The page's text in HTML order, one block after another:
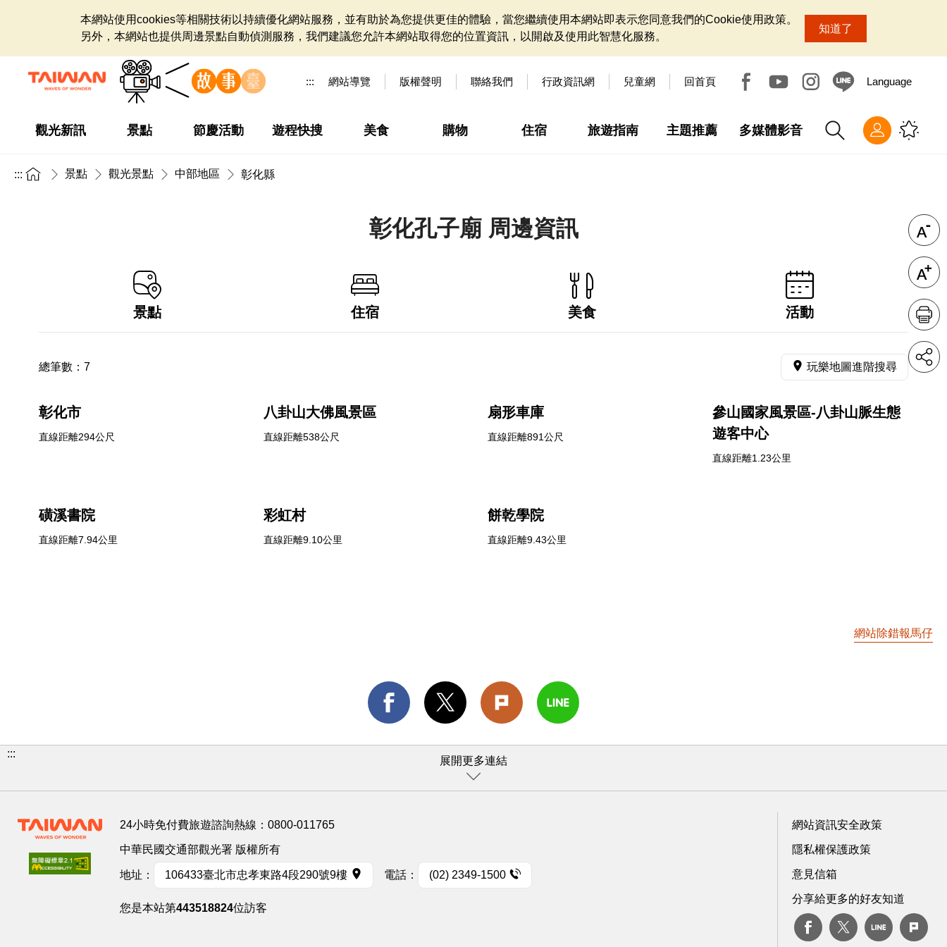
本網站使用cookies等相關技術以持續優化網站服務，並有助於為您提供更佳的體驗，當您繼續使用本網站即表示您同意我們的Cookie使用政策。
另外，本網站也提供周邊景點自動偵測服務，我們建議您允許本網站取得您的位置資訊，以開啟及使用此智慧化服務。
知道了
::: 網站導覽 版權聲明 聯絡我們 行政資訊網 兒童網 回首頁 Language
觀光新訊 景點 節慶活動 遊程快搜 美食 購物 住宿 旅遊指南 主題推薦 多媒體影音
::: 景點 觀光景點 中部地區 彰化縣
彰化孔子廟 周邊資訊
景點 住宿 美食 活動
總筆數： 7 玩樂地圖進階搜尋
彰化市
直線距離294公尺
八卦山大佛風景區
直線距離538公尺
扇形車庫
直線距離891公尺
參山國家風景區-八卦山脈生態
遊客中心
直線距離1.23公里
磺溪書院
直線距離7.94公里
彩虹村
直線距離9.10公里
餅乾學院
直線距離9.43公里
網站除錯報馬仔
:::
展開更多連結
24小時免付費旅遊諮詢熱線： 0800-011765
中華民國交通部觀光署 版權所有
地址： 106433臺北市忠孝東路4段290號9樓 電話： (02) 2349-1500
您是本站第443518824位訪客
網站資訊安全政策
隱私權保護政策
意見信箱
分享給更多的好友知道